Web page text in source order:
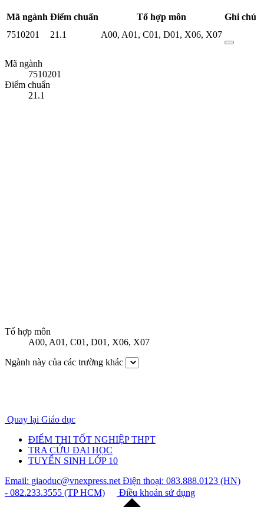
Mã ngành Điểm chuẩn Tổ hợp môn
Ghi chú
7510201
21.1 A00, A01, C01, D01, X06, X07
Mã ngành
7510201
Điểm chuẩn
21.1
Tổ hợp môn
A00, A01, C01, D01, X06, X07
Ngành này của các trường khác
Quay lại Giáo dục
ĐIỂM THI TỐT NGHIỆP THPT
TRA CỨU ĐẠI HỌC
TUYỂN SINH LỚP 10
Email: giaoduc@vnexpress.netĐiện thoại: 083.888.0123 (HN)
- 082.233.3555 (TP HCM)
Điều khoản sử dụng